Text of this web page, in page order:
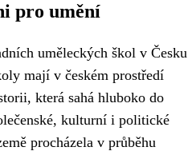
pro umění
uměleckých škol v Česku
mají v českém prostředí
která sahá hluboko do
kulturní i politické
procházela v průběhu